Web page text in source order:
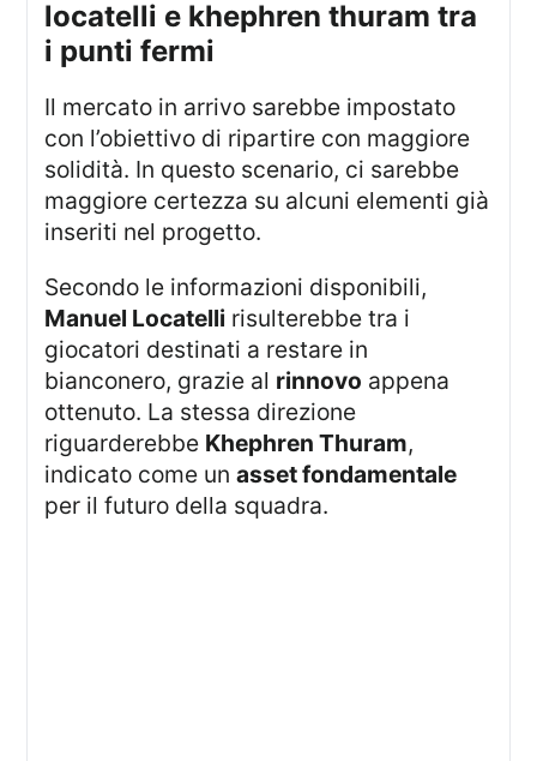
locatelli e khephren thuram tra
i punti fermi
Il mercato in arrivo sarebbe impostato
con l’obiettivo di ripartire con maggiore
solidità. In questo scenario, ci sarebbe
maggiore certezza su alcuni elementi già
inseriti nel progetto.
Secondo le informazioni disponibili,
Manuel Locatelli risulterebbe tra i
giocatori destinati a restare in
bianconero, grazie al rinnovo appena
ottenuto. La stessa direzione
riguarderebbe Khephren Thuram,
indicato come unasset fondamentale
per il futuro della squadra.